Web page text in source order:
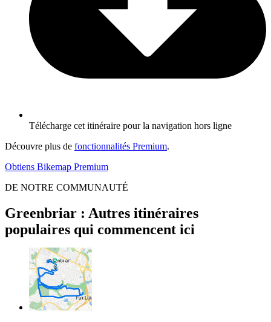
Télécharge cet itinéraire pour la navigation hors ligne
Découvre plus de fonctionnalités Premium.
Obtiens Bikemap Premium
DE NOTRE COMMUNAUTÉ
Greenbriar : Autres itinéraires
populaires qui commencent ici